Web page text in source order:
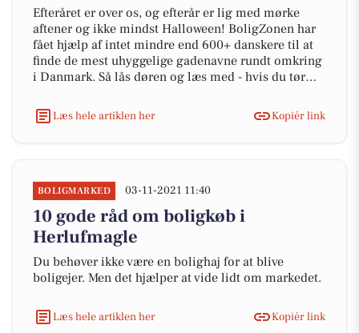
Efteråret er over os, og efterår er lig med mørke
aftener og ikke mindst Halloween! BoligZonen har
fået hjælp af intet mindre end 600+ danskere til at
finde de mest uhyggelige gadenavne rundt omkring
i Danmark. Så lås døren og læs med - hvis du tør…
Læs hele artiklen her Kopiér link
BOLIGMARKED 03-11-2021 11:40
10 gode råd om boligkøb i
Herlufmagle
Du behøver ikke være en bolighaj for at blive
boligejer. Men det hjælper at vide lidt om markedet.
Læs hele artiklen her Kopiér link